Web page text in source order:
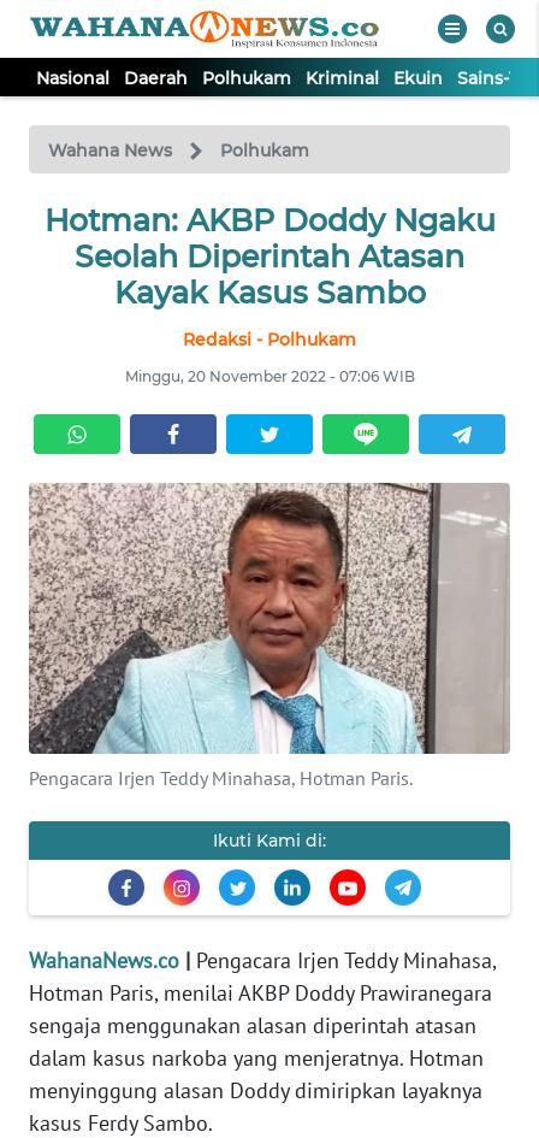
Nasional Daerah Polhukam Kriminal Ekuin Sains-
Wahana News Polhukam
Hotman: AKBP Doddy Ngaku
Seolah Diperintah Atasan
Kayak Kasus Sambo
Redaksi - Polhukam
Minggu, 20 November 2022 - 07:06 WIB
Pengacara Irjen Teddy Minahasa, Hotman Paris.
Ikuti Kami di:
WahanaNews.co | Pengacara Irjen Teddy Minahasa,
Hotman Paris, menilai AKBP Doddy Prawiranegara
sengaja menggunakan alasan diperintah atasan
dalam kasus narkoba yang menjeratnya. Hotman
menyinggung alasan Doddy dimiripkan layaknya
kasus Ferdy Sambo.
TV
Tutup
NASIONAL
KRIMINAL
EKUIN
SAINS-TEKNO
KESEHATAN
INTERNASIONAL
SERBA-SERBI
PENDIDIKAN
OLAHRAGA
OPINI
EDITORIAL
Informasi